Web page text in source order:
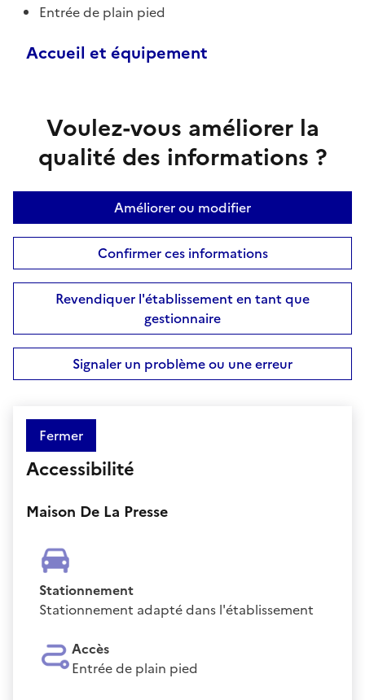
Entrée de plain pied
Accueil et équipement
Voulez-vous améliorer la
qualité des informations ?
Améliorer ou modifier
Confirmer ces informations
Revendiquer l'établissement en tant que
gestionnaire
Signaler un problème ou une erreur
Fermer
Accessibilité
Maison De La Presse
Stationnement
Stationnement adapté dans l'établissement
Accès
Entrée de plain pied